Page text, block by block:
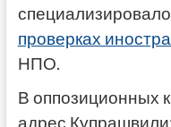
проверках
НПО.
В оппозиционных
адрес